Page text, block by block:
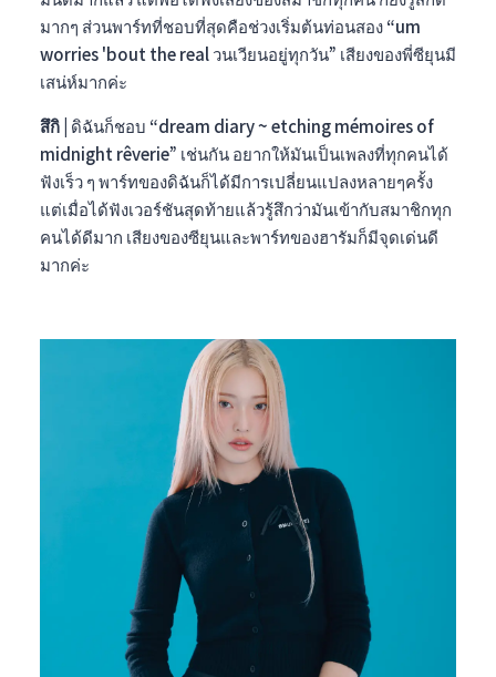
มากๆ ส่วนพาร์ทที่ชอบที่สุดคือช่วงเริ่มต้นท่อนสอง “um
worries 'bout the real วนเวียนอยู่ทุกวัน” เสียงของพี่ซียุนมี
เสน่ห์มากค่ะ
สึกิ | ดิฉันก็ชอบ “dream diary ~ etching mémoires of
midnight rêverie” เช่นกัน อยากให้มันเป็นเพลงที่ทุกคนได้
ฟังเร็ว ๆ พาร์ทของดิฉันก็ได้มีการเปลี่ยนแปลงหลายๆครั้ง
แต่เมื่อได้ฟังเวอร์ชันสุดท้ายแล้วรู้สึกว่ามันเข้ากับสมาชิกทุก
คนได้ดีมาก เสียงของซียุนและพาร์ทของฮารัมก็มีจุดเด่นดี
มากค่ะ